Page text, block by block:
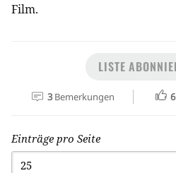
Film.
LISTE
3 Bemerkungen 6
Einträge pro Seite